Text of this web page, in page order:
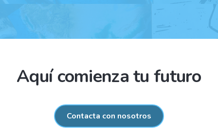
Aquí comienza tu futuro
Contacta con nosotros